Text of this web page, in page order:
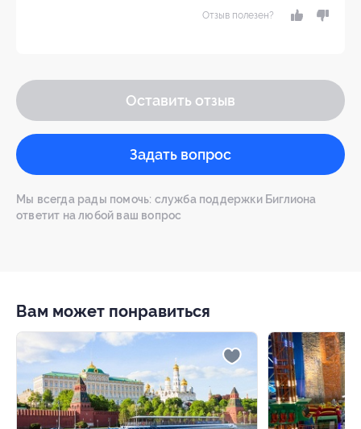
Отзыв полезен?
Оставить отзыв
Задать вопрос
Мы всегда рады помочь: служба поддержки Биглиона
ответит на любой ваш вопрос
Вам может понравиться